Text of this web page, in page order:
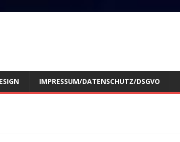
IMPRESSUM/DATENSCHUTZ/DSGVO